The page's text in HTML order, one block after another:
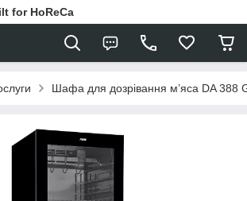
for HoReCa
Шафа для дозрівання м’яса DA 388